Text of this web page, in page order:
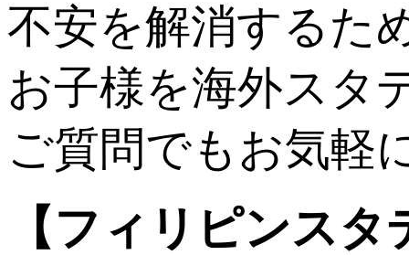
不安を解消するた
お子様を海外スタ
ご質問でもお気軽
【フィリピンス